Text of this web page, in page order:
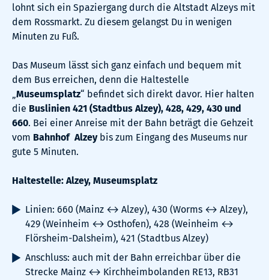
lohnt sich ein Spaziergang durch die Altstadt Alzeys mit
dem Rossmarkt. Zu diesem gelangst Du in wenigen
Minuten zu Fuß.
Das Museum lässt sich ganz einfach und bequem mit
dem Bus erreichen, denn die Haltestelle
„Museumsplatz“ befindet sich direkt davor. Hier halten
die Buslinien 421 (Stadtbus Alzey), 428, 429, 430 und
660. Bei einer Anreise mit der Bahn beträgt die Gehzeit
vom Bahnhof Alzeybis zum Eingang des Museums nur
gute 5 Minuten.
Haltestelle: Alzey, Museumsplatz
Linien: 660 (Mainz ↔ Alzey), 430 (Worms ↔ Alzey),
429 (Weinheim ↔ Osthofen), 428 (Weinheim ↔
Flörsheim-Dalsheim), 421 (Stadtbus Alzey)
Anschluss: auch mit der Bahn erreichbar über die
Strecke Mainz ↔ Kirchheimbolanden RE13, RB31